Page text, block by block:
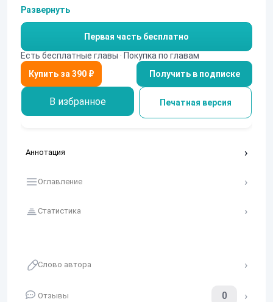
оков общества. Их внутренние конфликты
подчеркивают важность стремления к независимости
и самовыражению.
Развернуть
Первая часть бесплатно
Есть бесплатные главы · Покупка по главам
Получить в подписке
В избранное Печатная версия
Аннотация
Оглавление
Статистика
Слово автора
Отзывы 0